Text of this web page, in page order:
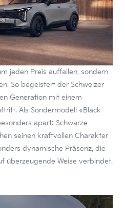
jeden Preis auffallen, sondern
So begeistert der Schweizer
Generation mit einem
Als Sondermodell «Black
apart: Schwarze
seinen kraftvollen Charakter
dynamische Präsenz, die
überzeugende Weise verbindet.